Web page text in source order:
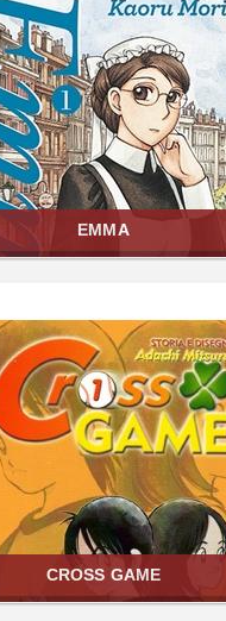
EMMA
CROSS GAME